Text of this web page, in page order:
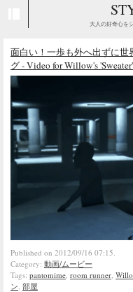
大人の好奇心を
面白い！一歩も外へ出ずに
グ - Video for Willow's
Published on 2012/09/16 07:15.
Category: 動画/ムービー
Tags: pantomime room runner
ン 部屋